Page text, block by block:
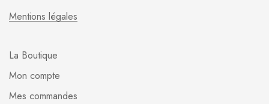
Mentions légales
La Boutique
Mon compte
Mes commandes